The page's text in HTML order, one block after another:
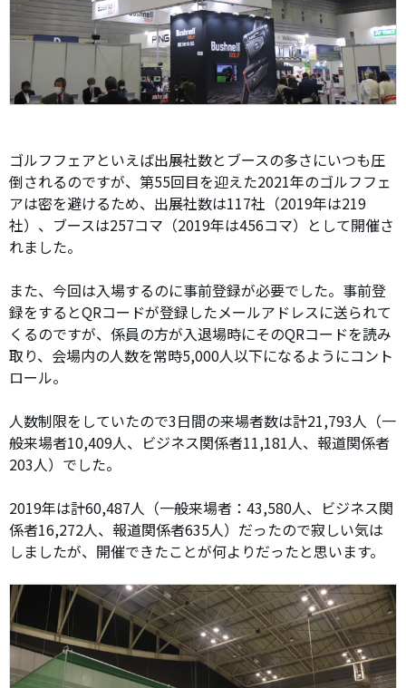
ゴルフフェアといえば出展社数とブースの多さにいつも圧
倒されるのですが、第55回目を迎えた2021年のゴルフフェ
アは密を避けるため、出展社数は117社（2019年は219
社）、ブースは257コマ（2019年は456コマ）として開催さ
れました。
また、今回は入場するのに事前登録が必要でした。事前登
録をするとQRコードが登録したメールアドレスに送られて
くるのですが、係員の方が入退場時にそのQRコードを読み
取り、会場内の人数を常時5,000人以下になるようにコント
ロール。
人数制限をしていたので3日間の来場者数は計21,793人（一
般来場者10,409人、ビジネス関係者11,181人、報道関係者
203人）でした。
2019年は計60,487人（一般来場者：43,580人、ビジネス関
係者16,272人、報道関係者635人）だったので寂しい気は
しましたが、開催できたことが何よりだったと思います。